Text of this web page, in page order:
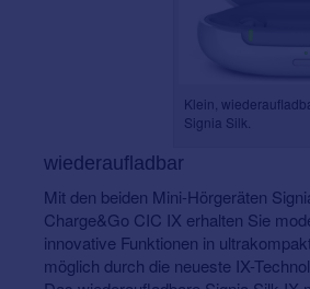
Klein,
Signia Silk.
wiederaufladbar
Mit den beiden Mini-Hörgeräten
Charge&Go CIC IX erhalten Sie
innovative Funktionen in
möglich durch die neueste IX-